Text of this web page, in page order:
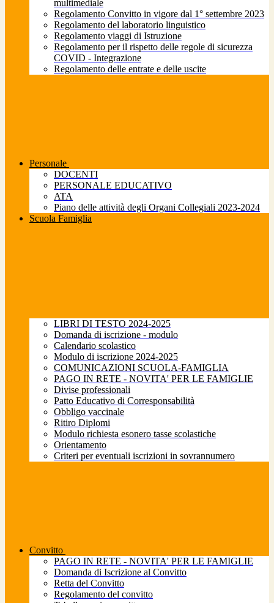
multimediale
Regolamento Convitto in vigore dal 1° settembre 2023
Regolamento del laboratorio linguistico
Regolamento viaggi di Istruzione
Regolamento per il rispetto delle regole di sicurezza
COVID - Integrazione
Regolamento delle entrate e delle uscite
Personale
DOCENTI
PERSONALE EDUCATIVO
ATA
Piano delle attività degli Organi Collegiali 2023-2024
Scuola Famiglia
LIBRI DI TESTO 2024-2025
Domanda di iscrizione - modulo
Calendario scolastico
Modulo di iscrizione 2024-2025
COMUNICAZIONI SCUOLA-FAMIGLIA
PAGO IN RETE - NOVITA' PER LE FAMIGLIE
Divise professionali
Patto Educativo di Corresponsabilità
Obbligo vaccinale
Ritiro Diplomi
Modulo richiesta esonero tasse scolastiche
Orientamento
Criteri per eventuali iscrizioni in sovrannumero
Convitto
PAGO IN RETE - NOVITA' PER LE FAMIGLIE
Domanda di Iscrizione al Convitto
Retta del Convitto
Regolamento del convitto